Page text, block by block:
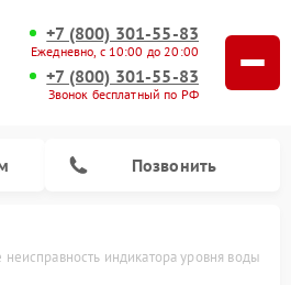
+7 (800) 301-55-83
Ежедневно, с 10:00 до 20:00
+7 (800) 301-55-83
Звонок бесплатный по РФ
Позвонить
индикатора уровня воды